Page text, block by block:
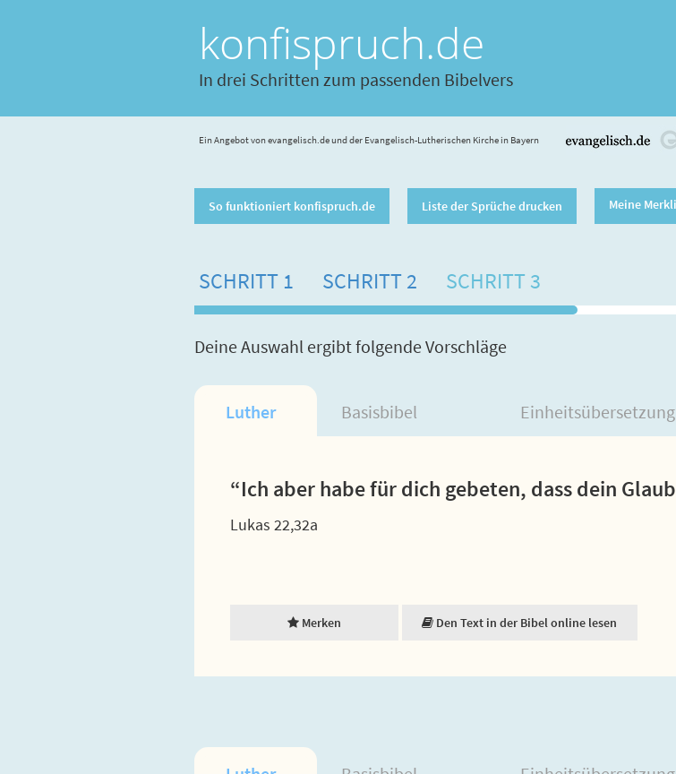
konfispruch.de
In drei Schritten zum passenden Bibelvers
Ein Angebot von evangelisch.de und der Evangelisch-Lutherischen Kirche in Bayern
So funktioniert konfispruch.de Liste der Sprüche drucken Meine
SCHRITT 1 SCHRITT 2 SCHRITT 3
Deine Auswahl ergibt folgende Vorschläge
Luther Basisbibel Einheitsübersetzung
“Ich aber habe für dich gebeten, dass dein
Lukas 22,32a
Merken Den Text in der Bibel online lesen